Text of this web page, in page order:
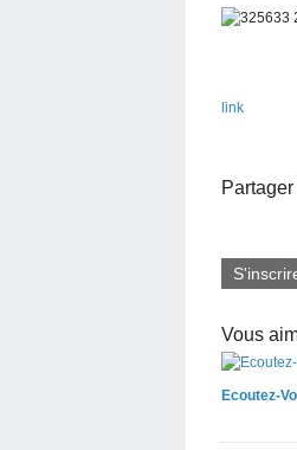
link
Vous
Ecoutez-